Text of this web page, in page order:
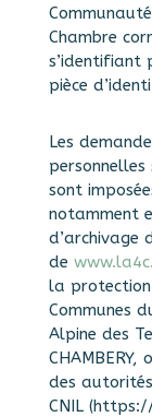
Chambre
s’identifiant
pièce
Les
sont
notamment
d’archivage
de
la protection
Communes
Alpine des
des
CNIL